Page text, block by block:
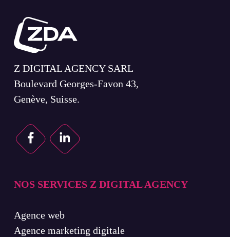
Z DIGITAL AGENCY SARL
Boulevard Georges-Favon 43,
Genève, Suisse.
NOS SERVICES Z DIGITAL AGENCY
Agence web
Agence marketing digitale